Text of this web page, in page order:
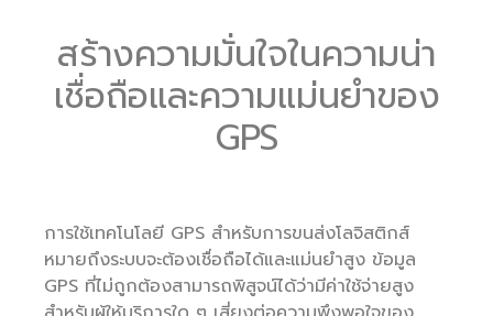
สร้างความมั่นใจในความน่า
เชื่อถือและความแม่นยำของ
GPS
การใช้เทคโนโลยี GPS สำหรับการขนส่งโลจิสติกส์
หมายถึงระบบจะต้องเชื่อถือได้และแม่นยำสูง ข้อมูล
GPS ที่ไม่ถูกต้องสามารถพิสูจน์ได้ว่ามีค่าใช้จ่ายสูง